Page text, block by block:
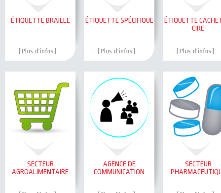
ÉTIQUETTE BRAILLE ÉTIQUETTE SPÉCIFIQUE
ÉTIQUETTE
CIRE
SECTEUR
AGROALIMENTAIRE
AGENCE DE
COMMUNICATION
SECTEUR